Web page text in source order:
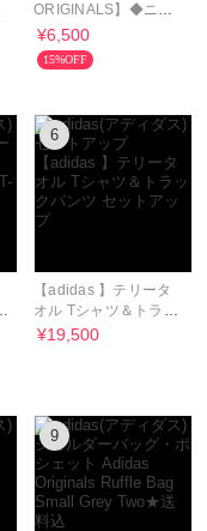
ORIGINALS】◆ニッ
ト クロシェ カリ ティ
ー◆正規品◆
¥6,500
15%OFF
6
【adidas 】テリータ
オル Tシャツ＆トラッ
クパンツ セットアップ
¥19,500
9